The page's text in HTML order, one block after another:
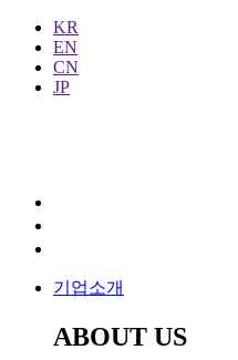
KR
EN
CN
JP
기업소개
ABOUT US